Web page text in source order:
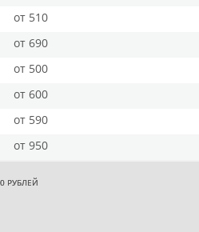
от 510
от 690
от 500
от 600
от 590
от 950
РУБЛЕЙ